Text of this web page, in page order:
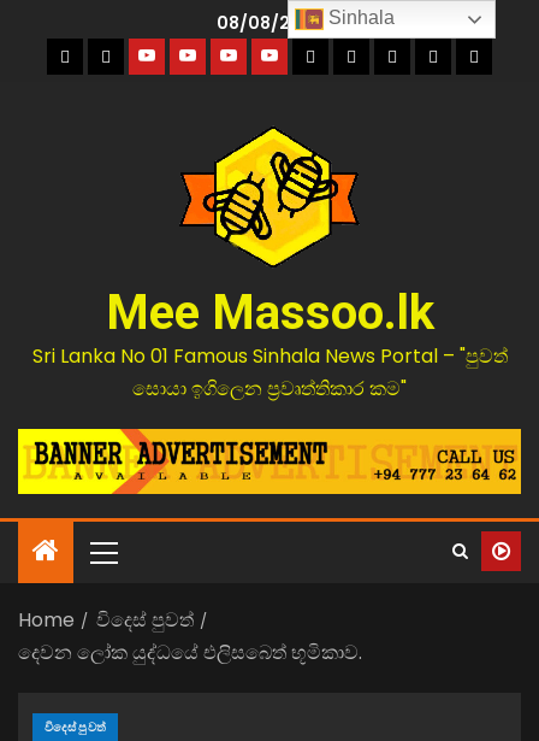
08/08/2026
Mee Massoo.lk
Sri Lanka No 01 Famous Sinhala News Portal – "පුවත්
සොයා ඉගිලෙන ප්‍රවෘත්තිකාර කම"
Home
විදෙස් පුවත්
දෙවන ලෝක යුද්ධයේ එලිසබෙත් භූමිකාව.
විදෙස් පුවත්
Sinhala